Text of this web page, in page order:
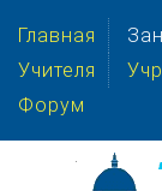
Главная
Учителя
Форум
.